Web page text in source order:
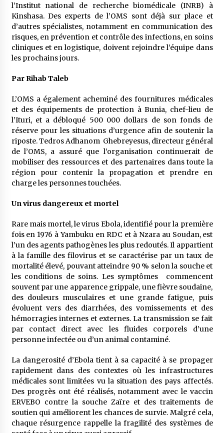
Le monstrueux vieillard (Un récit du Sud
algérien)
5 ans ago
Rencontre nocturne dans le désert (Un conte
Un conte targui/ Quand la tête est vide
5 ans ago
Tradition orale/ D’où viennent les contes et à
quoi servent-ils?
5 ans ago
l’Institut national de recherche biomédicale (INRB) à
Kinshasa. Des experts de l’OMS sont déjà sur place et
d’autres spécialistes, notamment en communication des
risques, en prévention et contrôle des infections, en soins
cliniques et en logistique, doivent rejoindre l’équipe dans
les prochains jours.
Par Rihab Taleb
L’OMS a également acheminé des fournitures médicales
et des équipements de protection à Bunia, chef-lieu de
l’Ituri, et a débloqué 500 000 dollars de son fonds de
réserve pour les situations d’urgence afin de soutenir la
riposte. Tedros Adhanom Ghebreyesus, directeur général
de l’OMS, a assuré que l’organisation continuerait de
mobiliser des ressources et des partenaires dans toute la
région pour contenir la propagation et prendre en
charge les personnes touchées.
Un virus dangereux et mortel
Rare mais mortel, le virus Ebola, identifié pour la première
fois en 1976 à Yambuku en RDC et à Nzara au Soudan, est
l’un des agents pathogènes les plus redoutés. Il appartient
à la famille des filovirus et se caractérise par un taux de
mortalité élevé, pouvant atteindre 90 % selon la souche et
les conditions de soins. Les symptômes commencent
souvent par une apparence grippale, une fièvre soudaine,
des douleurs musculaires et une grande fatigue, puis
évoluent vers des diarrhées, des vomissements et des
hémorragies internes et externes. La transmission se fait
par contact direct avec les fluides corporels d’une
personne infectée ou d’un animal contaminé.
La dangerosité d’Ebola tient à sa capacité à se propager
rapidement dans des contextes où les infrastructures
médicales sont limitées vu la situation des pays affectés.
Des progrès ont été réalisés, notamment avec le vaccin
ERVEBO contre la souche Zaïre et des traitements de
soutien qui améliorent les chances de survie. Malgré cela,
chaque résurgence rappelle la fragilité des systèmes de